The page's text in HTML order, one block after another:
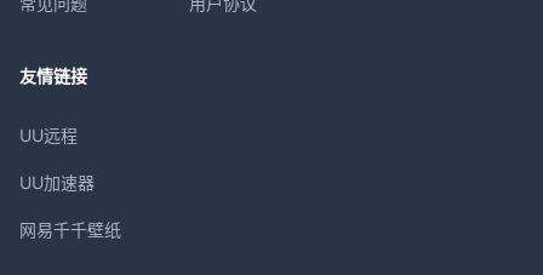
友情链接
UU远程
UU加速器
网易千千壁纸